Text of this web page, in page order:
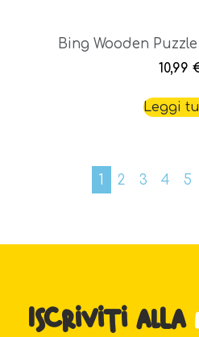
Bing Wooden
10,99
Leggi
1 2 3 4 5
Iscriviti alla